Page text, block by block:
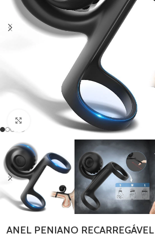
Clique para ampliar
ANEL PENIANO